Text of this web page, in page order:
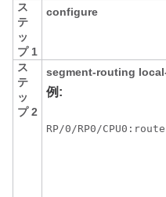
ス
テ
ッ
プ 1
configure
ス
テ
ッ
プ 2
segment-routing
例:
RP/0/RP0/